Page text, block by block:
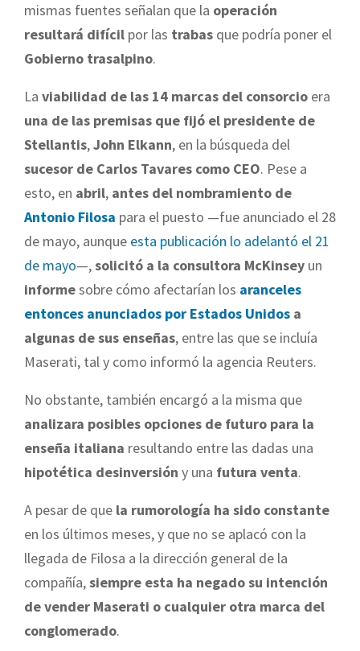
mismas fuentes señalan que la operación
resultará difícil por las trabas que podría poner el
Gobierno trasalpino.
La viabilidad de las 14 marcas del consorcio era
una de las premisas que fijó el presidente de
Stellantis,John Elkann, en la búsqueda del
sucesor de Carlos Tavares como CEO. Pese a
esto, en abril, antes del nombramiento de
Antonio Filosa para el puesto —fue anunciado el 28
de mayo, aunque esta publicación lo adelantó el 21
de mayo—,solicitó a la consultora McKinsey un
informesobre cómo afectarían los aranceles
entonces anunciados por Estados Unidos a
algunas de sus enseñas, entre las que se incluía
Maserati, tal y como informó la agencia Reuters.
No obstante, también encargó a la misma que
analizara posibles opciones de futuro para la
enseña italiana resultando entre las dadas una
hipotética desinversión y una futura venta.
A pesar de que la rumorología ha sido constante
en los últimos meses, y que no se aplacó con la
llegada de Filosa a la dirección general de la
compañía,siempre esta ha negado su intención
de vender Maserati o cualquier otra marca del
conglomerado.